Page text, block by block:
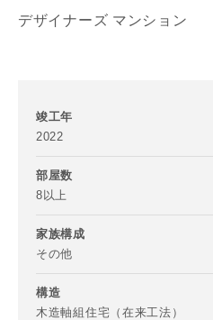
デザイナーズ マンション
竣工年
2022
部屋数
8以上
家族構成
その他
構造
木造軸組住宅（在来工法）